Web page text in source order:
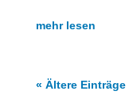
mehr lesen
« Ältere Einträge